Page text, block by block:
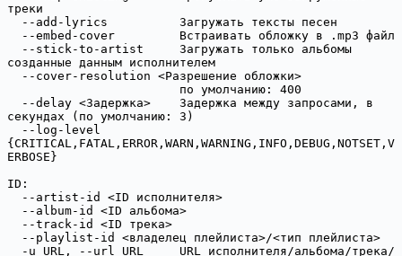
треки
созданные данным исполнителем
секундах (по умолчанию: 3)
{CRITICAL,FATAL,ERROR,WARN,WARNING,INFO,DEBUG,NOTSET,V
ERBOSE}
ID: